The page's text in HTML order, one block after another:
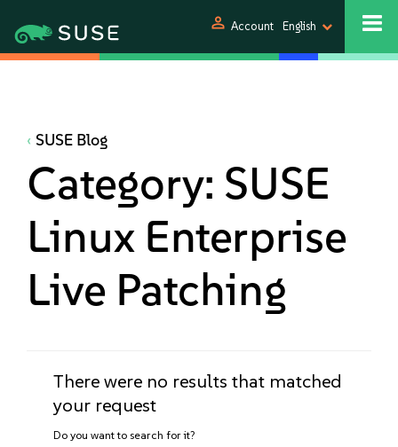
person Account English
SUSE Blog
Category: SUSE
Linux Enterprise
Live Patching
There were no results that matched
your request
Do you want to search for it?